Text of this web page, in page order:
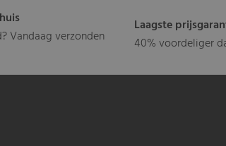
Vandaag verzonden
Laagste
40% voordeliger